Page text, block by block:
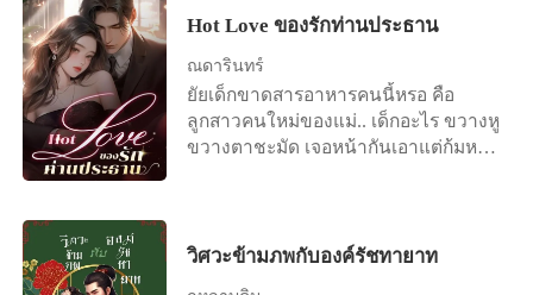
*********************** ร่างเล็กนั่ง
ตากฝนอยู่บนเขาเป็นเวลาเนิ่นนาน
เพราะหาหนทางกลับเรือนเฉกเช่นผู้ใหญ่
ไม่ได้ กายของเด็กน้อยเริ่มสั่นสะท้าน
เสียงฟันของนางกระทบกันดังกึกกัก ก่อน
นางเอาไว้แนบอก ก่อนกระซิบน้ำเสียง
อ่อนโยนว่า ไม่เป็นไร ไม่เป็นไร แม่อยู่นี่
ได้ว่าเธอกำลังขับรถกลับบ้าน ใช่แล้ว
เกิดอุบัติเหตุขึ้น มีรถบรรทุกเสียหลัก พุ่ง
มาชนรถของเธอ จากนั้นทุกอย่างก็ดับวูบ
ไป ท่าทางเหม่อลอยไร้สติของนางทำ
นักพรตเฒ่าหวาดระแวงในทันที เตรียม
หยิบยันต์ป้องกันภูตผีออกมา ขณะที่เด็ก
ขยับปลายเท้าเข้าหากัน ขาก็สั้น พลิก
คุณตัดสินใจดีแล้วหรือ?”
แต่เมื่อเธอมอบหัวใจที่แท้จริงให้เขา เธอ
อยู่เบื้องหลังเหตุการณ์ที่ทำให้เธอขา
พิการ! สวี่หว่านหนิงเริ่มต้นใหม่ด้วยพลัง
ที่ไม่มีวันหมด เพื่อบอกลาตัวเองที่เคย
อ่อนแอในอดีตอย่างสิ้นเชิง!
Hot Love ของรักท่านประธาน
ณดารินทร์
ยัยเด็กขาดสารอาหารคนนี้หรอ คือ
ลูกสาวคนใหม่ของแม่.. เด็กอะไร ขวางหู
ขวางตาชะมัด เจอหน้ากันเอาแต่ก้มหน้า
วิศวะข้ามภพกับองค์รัชทายาท